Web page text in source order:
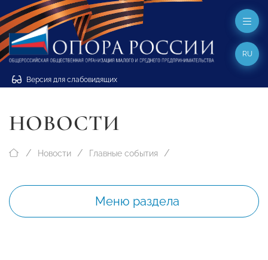
Версия для слабовидящих
RU
НОВОСТИ
Новости Главные события
Меню раздела